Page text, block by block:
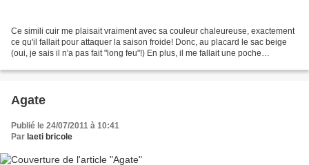
Ce simili cuir me plaisait vraiment avec sa couleur chaleureuse, exactement
ce qu'il fallait pour attaquer la saison froide! Donc, au placard le sac beige
(oui, je sais il n'a pas fait "long feu"!) En plus, il me fallait une poche
Agate
Publié le 24/07/2011 à 10:41
Par laeti bricole